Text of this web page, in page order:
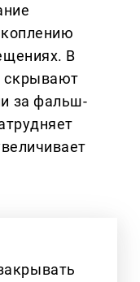
В
скрывают
за фальш-